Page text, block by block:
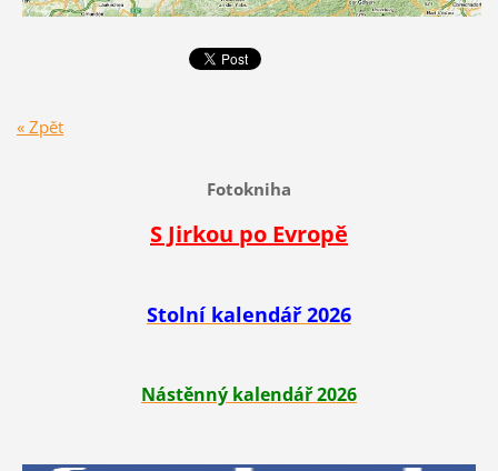
« Zpět
Fotokniha
S Jirkou po Evropě
Stolní kalendář 2026
Nástěnný kalendář 2026